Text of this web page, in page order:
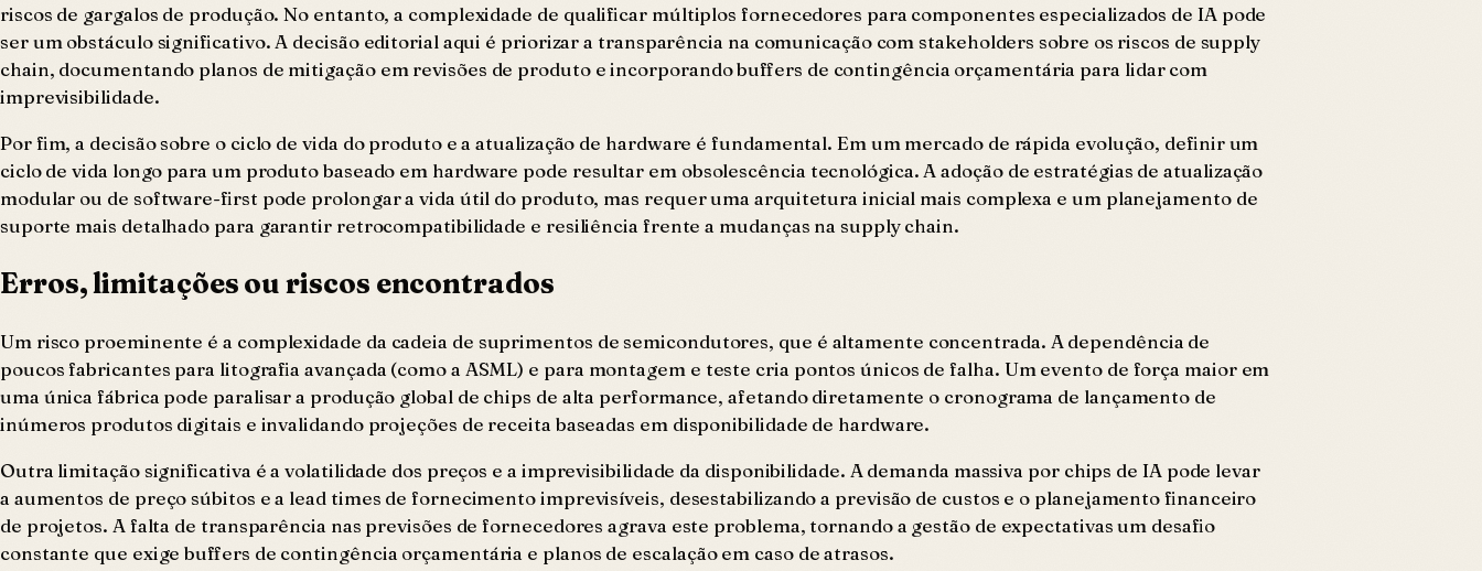
riscos de gargalos de produção. No entanto, a complexidade de qualificar múltiplos fornecedores para componentes especializados de IA pode
ser um obstáculo significativo. A decisão editorial aqui é priorizar a transparência na comunicação com stakeholders sobre os riscos de supply
chain, documentando planos de mitigação em revisões de produto e incorporando buffers de contingência orçamentária para lidar com
imprevisibilidade.
Por fim, a decisão sobre o ciclo de vida do produto e a atualização de hardware é fundamental. Em um mercado de rápida evolução, definir um
ciclo de vida longo para um produto baseado em hardware pode resultar em obsolescência tecnológica. A adoção de estratégias de atualização
modular ou de software-first pode prolongar a vida útil do produto, mas requer uma arquitetura inicial mais complexa e um planejamento de
suporte mais detalhado para garantir retrocompatibilidade e resiliência frente a mudanças na supply chain.
Erros, limitações ou riscos encontrados
Um risco proeminente é a complexidade da cadeia de suprimentos de semicondutores, que é altamente concentrada. A dependência de
poucos fabricantes para litografia avançada (como a ASML) e para montagem e teste cria pontos únicos de falha. Um evento de força maior em
uma única fábrica pode paralisar a produção global de chips de alta performance, afetando diretamente o cronograma de lançamento de
inúmeros produtos digitais e invalidando projeções de receita baseadas em disponibilidade de hardware.
Outra limitação significativa é a volatilidade dos preços e a imprevisibilidade da disponibilidade. A demanda massiva por chips de IA pode levar
a aumentos de preço súbitos e a lead times de fornecimento imprevisíveis, desestabilizando a previsão de custos e o planejamento financeiro
de projetos. A falta de transparência nas previsões de fornecedores agrava este problema, tornando a gestão de expectativas um desafio
constante que exige buffers de contingência orçamentária e planos de escalação em caso de atrasos.